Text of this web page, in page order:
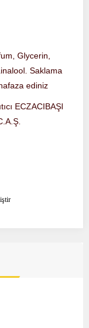
Glycerin,
Saklama
ediniz
ECZACIBAŞI